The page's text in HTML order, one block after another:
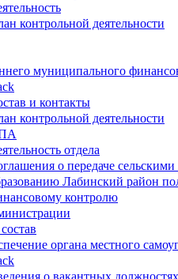
контрольной деятельности
муниципального
и контакты
контрольной деятельности
отдела
о передаче
Лабинский район
контролю
органа местного
о вакантных